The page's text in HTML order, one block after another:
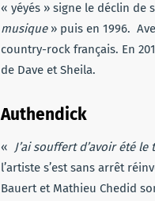
« yéyés » signe le déclin de
musique» puis en 1996.
country-rock français. En
de Dave et Sheila.
Authendick
« J’ai souffert d’avoir été
l’artiste s’est sans arrêt
Bauert et Mathieu Chedid